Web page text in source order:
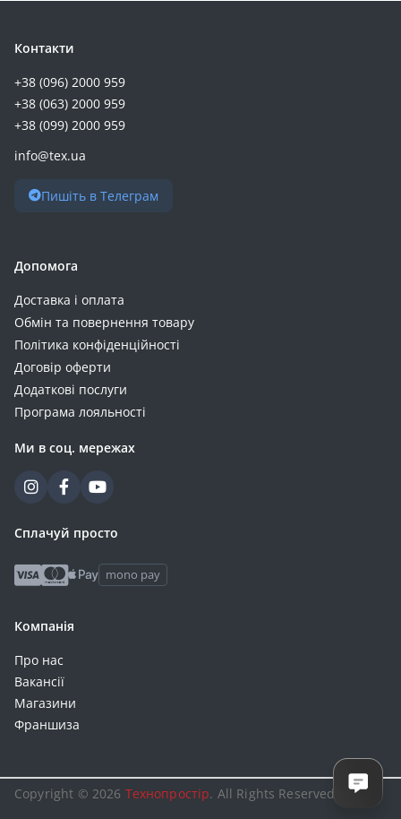
Контакти
+38 (096) 2000 959
+38 (063) 2000 959
+38 (099) 2000 959
info@tex.ua
Пишіть в Телеграм
Допомога
Доставка і оплата
Обмін та повернення товару
Політика конфіденційності
Договір оферти
Додаткові послуги
Програма лояльності
Ми в соц. мережах
Сплачуй просто
mono pay
Компанія
Про нас
Вакансії
Магазини
Франшиза
Copyright © 2026 Технопростір. All Rights Reserved